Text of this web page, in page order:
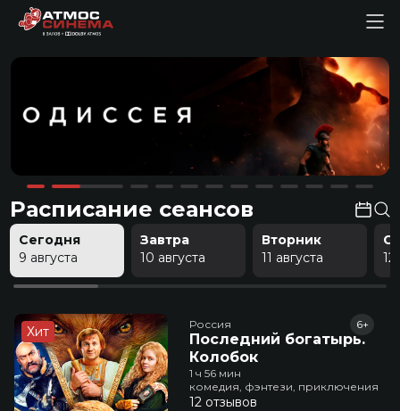
Расписание сеансов
Сегодня
9 августа
Завтра
10 августа
Вторник
11 августа
12
Хит Россия
Последний богатырь.
Колобок
6+
1 ч 56 мин
комедия, фэнтези, приключения
12 отзывов